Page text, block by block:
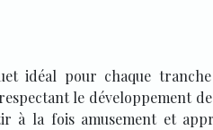
idéal pour chaque tranche
le développement
la fois amusement et